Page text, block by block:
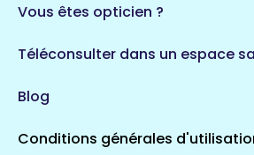
Vous êtes opticien ?
Téléconsulter dans un espace
Blog
Conditions générales